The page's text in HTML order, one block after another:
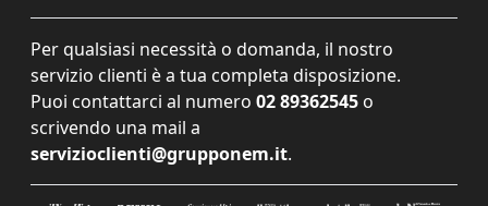
Per qualsiasi necessità o domanda, il nostro
servizio clienti è a tua completa disposizione.
Puoi contattarci al numero 02 89362545 o
scrivendo una mail a
servizioclienti@grupponem.it.